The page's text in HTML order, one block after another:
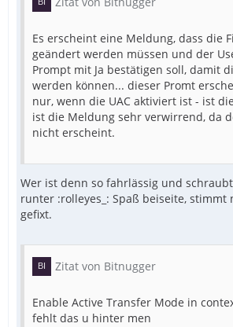
Es erscheint eine Meldung, dass die
geändert werden müssen und der
Prompt mit Ja bestätigen soll, damit
werden können... dieser Promt
nur, wenn die UAC aktiviert ist - ist
ist die Meldung sehr verwirrend, da
nicht erscheint.
Wer ist denn so fahrlässig und
runter :rolleyes_: Spaß beiseite, stimmt
gefixt.
Zitat von Bitnugger
Enable Active Transfer Mode in
fehlt das u hinter men